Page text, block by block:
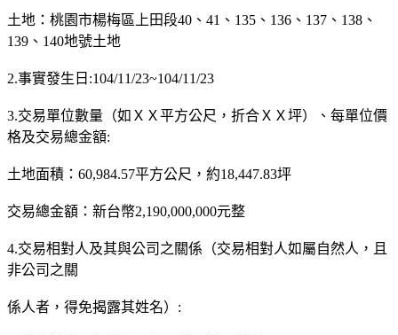
土地：桃園市楊梅區上田段40、41、135、136、137、138、
139、140地號土地
2.事實發生日:104/11/23~104/11/23
3.交易單位數量（如ＸＸ平方公尺，折合ＸＸ坪）、每單位價
格及交易總金額:
土地面積：60,984.57平方公尺，約18,447.83坪
交易總金額：新台幣2,190,000,000元整
4.交易相對人及其與公司之關係（交易相對人如屬自然人，且
非公司之關
係人者，得免揭露其姓名）: